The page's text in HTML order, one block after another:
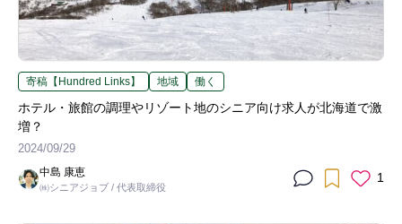
寄稿【Hundred Links】 地域 働く
ホテル・旅館の調理やリゾート地のシニア向け求人が北海道で激
増？
2024/09/29
中島 康恵
㈱シニアジョブ / 代表取締役
1